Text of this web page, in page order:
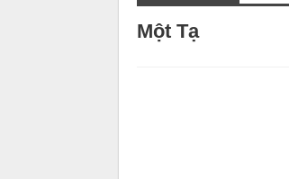
Một Tạ